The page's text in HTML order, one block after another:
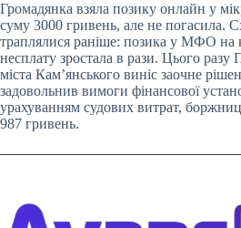
Громадянка взяла позику онлайн у
суму 3000 гривень, але не погасила.
траплялися раніше: позика у МФО на
несплату зростала в рази. Цього
міста Кам’янського виніс заочне
задовольнив вимоги фінансової
урахуванням судових витрат,
987 гривень.